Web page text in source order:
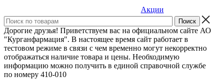
Акции
Дорогие друзья! Приветствуем вас на официальном сайте АО
"Курганфармация". В настоящее время сайт работает в
тестовом режиме в связи с чем временно могут некорректно
отображаться наличие товара и цены. Необходимую
информацию можно получить в единой справочной службе
по номеру 410-010